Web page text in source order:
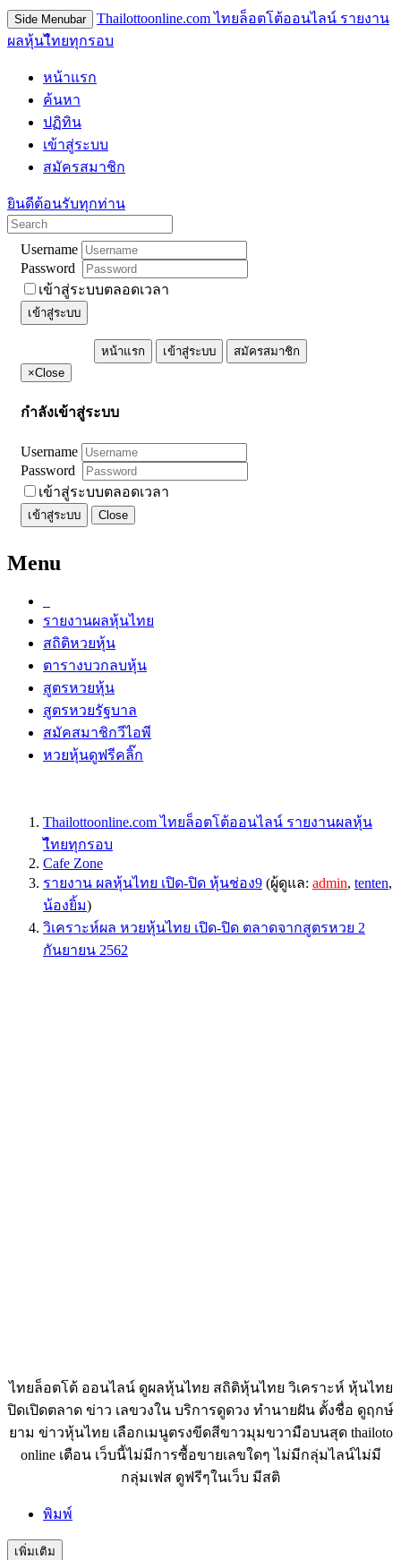
Side Menubar
Thailottoonline.com ไทยล็อตโต้ออนไลน์ รายงาน
ผลหุ้นไืทยทุกรอบ
หน้าแรก
ค้นหา
ปฏิทิน
เข้าสู่ระบบ
สมัครสมาชิก
ยินดีต้อนรับทุกท่าน
Username
Password
เข้าสู่ระบบตลอดเวลา
เข้าสู่ระบบ
หน้าแรก เข้าสู่ระบบ
สมัครสมาชิก
×Close
กำลังเข้าสู่ระบบ
Username
Password
เข้าสู่ระบบตลอดเวลา
เข้าสู่ระบบ Close
Menu
รายงานผลหุ้นไทย
สถิติหวยหุ้น
ตารางบวกลบหุ้น
สูตรหวยหุ้น
สูตรหวยรัฐบาล
สมัคสมาชิกวีไอพี
หวยหุ้นดูฟรีคลิ๊ก
Thailottoonline.com ไทยล็อตโต้ออนไลน์ รายงานผลหุ้น
ไืทยทุกรอบ
Cafe Zone
รายงาน ผลหุ้นไทย เปิด-ปิด หุ้นช่อง9 (ผู้ดูแล: admin, tenten,
น้องยิ้ม)
วิเคราะห์ผล หวยหุ้นไทย เปิด-ปิด ตลาดจากสูตรหวย 2
กันยายน 2562
ไทยล็อตโต้ ออนไลน์ ดูผลหุ้นไทย สถิติหุ้นไทย วิเคราะห์ หุ้นไทย
ปิดเปิดตลาด ข่าว เลขวงใน บริการดูดวง ทำนายฝัน ตั้งชื่อ ดูฤกษ์
ยาม ข่าวหุ้นไทย เลือกเมนูตรงขีดสีขาวมุมขวามือบนสุด thailoto
online เตือน เว็บนี้ไม่มีการซื้อขายเลขใดๆ ไม่มีกลุ่มไลน์ไม่มี
กลุ่มเฟส ดูฟรีๆในเว็บ มีสติ
พิมพ์
เพิ่มเติม